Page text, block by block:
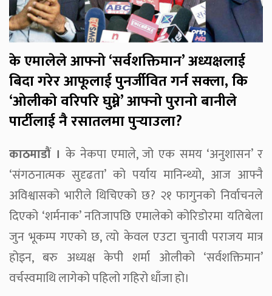
के एमालेले आफ्नो ‘सर्वशक्तिमान’ अध्यक्षलाई
बिदा गरेर आफूलाई पुनर्जीवित गर्न सक्ला, कि
‘ओलीको वरिपरि घुम्ने’ आफ्नो पुरानो बानीले
पार्टीलाई नै रसातलमा पुर्‍याउला?
काठमाडौं । के नेकपा एमाले, जो एक समय ‘अनुशासन’ र
‘संगठनात्मक सुदृढता’ को पर्याय मानिन्थ्यो, आज आफ्नै
अविश्वासको भारीले थिचिएको छ? २१ फागुनको निर्वाचनले
दिएको ‘शर्मनाक’ नतिजापछि एमालेको कोरिडोरमा यतिबेला
जुन भूकम्प गएको छ, त्यो केवल एउटा चुनावी पराजय मात्र
होइन, बरु अध्यक्ष केपी शर्मा ओलीको ‘सर्वशक्तिमान’
वर्चस्वमाथि लागेको पहिलो गहिरो धाँजा हो।